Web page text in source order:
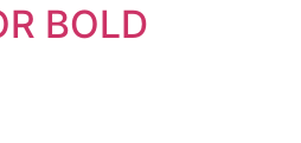
BOLD